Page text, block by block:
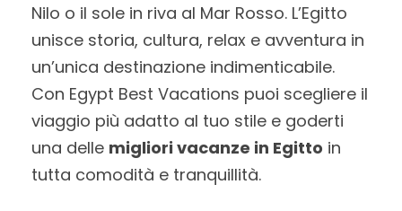
Nilo o il sole in riva al Mar Rosso. L’Egitto
unisce storia, cultura, relax e avventura in
un’unica destinazione indimenticabile.
Con Egypt Best Vacations puoi scegliere il
viaggio più adatto al tuo stile e goderti
una delle migliori vacanze in Egitto in
tutta comodità e tranquillità.